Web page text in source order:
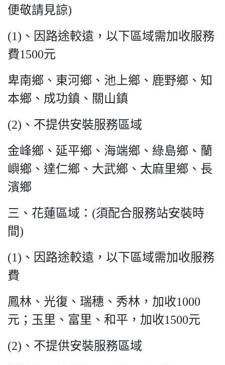
便敬請見諒)
(1)、因路途較遠，以下區域需加收服務
費1500元
卑南鄉、東河鄉、池上鄉、鹿野鄉、知
本鄉、成功鎮、關山鎮
(2)、不提供安裝服務區域
金峰鄉、延平鄉、海端鄉、綠島鄉、蘭
嶼鄉、達仁鄉、大武鄉、太麻里鄉、長
濱鄉
三、花蓮區域：(須配合服務站安裝時
間)
(1)、因路途較遠，以下區域需加收服務
費
鳳林、光復、瑞穗、秀林，加收1000
元；玉里、富里、和平，加收1500元
(2)、不提供安裝服務區域